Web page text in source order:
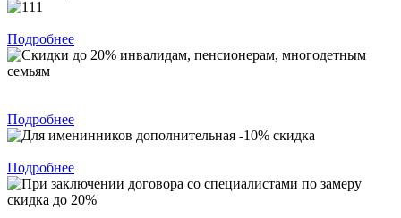
Подробнее
Подробнее
Подробнее